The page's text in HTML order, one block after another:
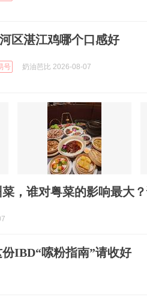
区湛江鸡哪个口感好
号 奶油芭比 2026-08-07
，谁对粤菜的影响最大
IBD“嗦粉指南”请收好